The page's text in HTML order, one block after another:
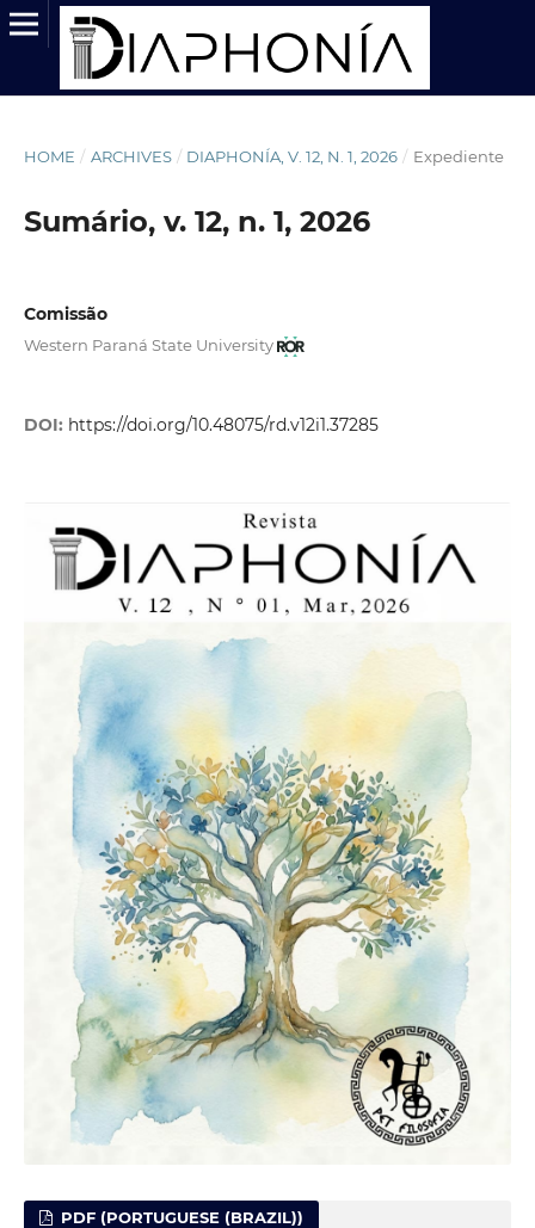
HOME / ARCHIVES / DIAPHONÍA, V. 12, N. 1, 2026 / Expediente
Sumário, v. 12, n. 1, 2026
Comissão
Western Paraná State University
DOI: https://doi.org/10.48075/rd.v12i1.37285
PDF (PORTUGUESE (BRAZIL))